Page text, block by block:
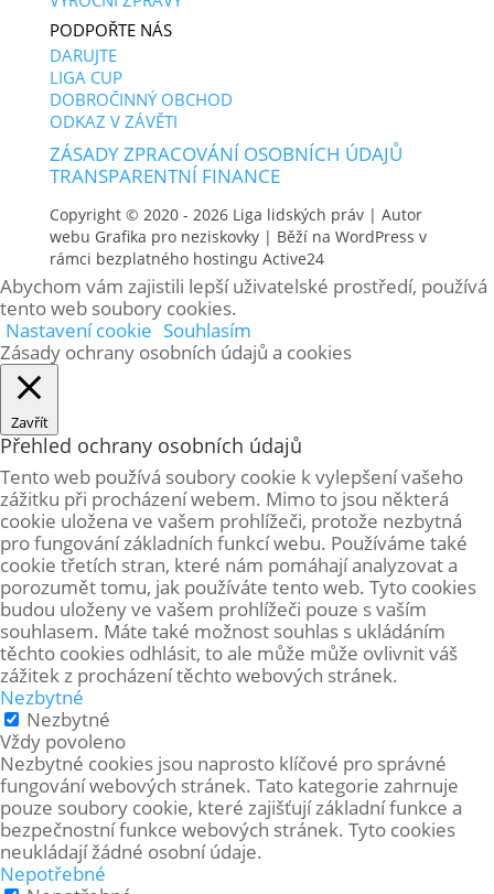
PODPOŘTE NÁS
DARUJTE
LIGA CUP
DOBROČINNÝ OBCHOD
ODKAZ V ZÁVĚTI
ZÁSADY ZPRACOVÁNÍ OSOBNÍCH ÚDAJŮ
TRANSPARENTNÍ FINANCE
Copyright © 2020 - 2026 Liga lidských práv| Autor
webu Grafika pro neziskovky| Běží na WordPress v
rámci bezplatného hostingu Active24
Abychom vám zajistili lepší uživatelské prostředí, používá
tento web soubory cookies.
Nastavení cookie Souhlasím
Zásady ochrany osobních údajů a cookies
Zavřít
Přehled ochrany osobních údajů
Tento web používá soubory cookie k vylepšení vašeho
zážitku při procházení webem. Mimo to jsou některá
cookie uložena ve vašem prohlížeči, protože nezbytná
pro fungování základních funkcí webu. Používáme také
cookie třetích stran, které nám pomáhají analyzovat a
porozumět tomu, jak používáte tento web. Tyto cookies
budou uloženy ve vašem prohlížeči pouze s vaším
souhlasem. Máte také možnost souhlas s ukládáním
těchto cookies odhlásit, to ale může může ovlivnit váš
zážitek z procházení těchto webových stránek.
Nezbytné
Nezbytné
Vždy povoleno
Nezbytné cookies jsou naprosto klíčové pro správné
fungování webových stránek. Tato kategorie zahrnuje
pouze soubory cookie, které zajišťují základní funkce a
bezpečnostní funkce webových stránek. Tyto cookies
neukládají žádné osobní údaje.
Nepotřebné